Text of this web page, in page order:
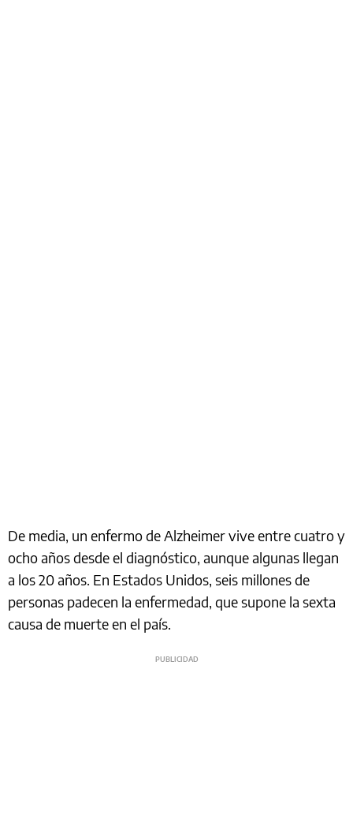
De media, un enfermo de Alzheimer vive entre cuatro y
ocho años desde el diagnóstico, aunque algunas llegan
a los 20 años. En Estados Unidos, seis millones de
personas padecen la enfermedad, que supone la sexta
causa de muerte en el país.